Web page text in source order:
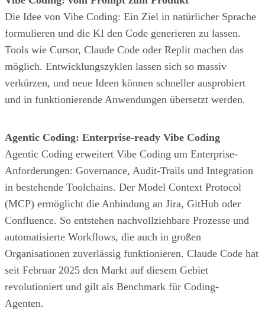
Die Idee von Vibe Coding: Ein Ziel in natürlicher Sprache
formulieren und die KI den Code generieren zu lassen.
Tools wie Cursor, Claude Code oder Replit machen das
möglich. Entwicklungszyklen lassen sich so massiv
verkürzen, und neue Ideen können schneller ausprobiert
und in funktionierende Anwendungen übersetzt werden.
Agentic Coding: Enterprise-ready Vibe Coding
Agentic Coding erweitert Vibe Coding um Enterprise-
Anforderungen: Governance, Audit-Trails und Integration
in bestehende Toolchains. Der Model Context Protocol
(MCP) ermöglicht die Anbindung an Jira, GitHub oder
Confluence. So entstehen nachvollziehbare Prozesse und
automatisierte Workflows, die auch in großen
Organisationen zuverlässig funktionieren. Claude Code hat
seit Februar 2025 den Markt auf diesem Gebiet
revolutioniert und gilt als Benchmark für Coding-
Agenten.